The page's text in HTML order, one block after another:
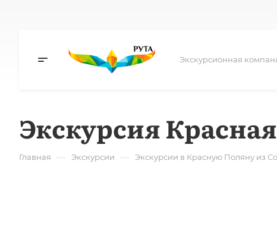
Экскурсионная
Экскурсия
Главная — Экскурсии — Экскурсии в Красную Поляну из